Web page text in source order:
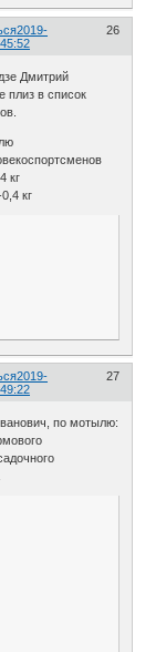
26
2019-
Дмитрий
плиз в список
кг
кг
27
2019-
по мотылю: